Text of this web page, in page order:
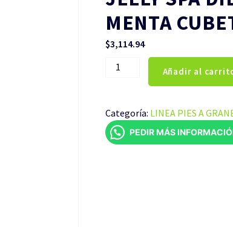
MENTA
$3,114.94
JELLY
INCLUIDO
MENTA
CUBETA
Añadir al
Categoría: LINEA PIES A
PEDIR MÁS